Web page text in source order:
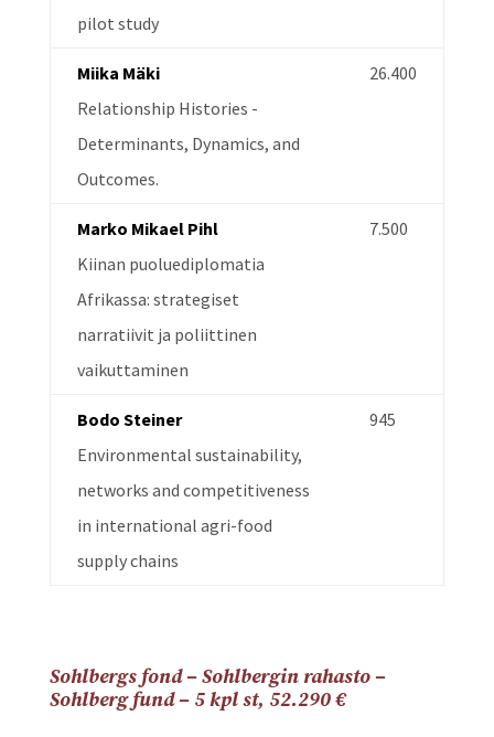
pilot study
Miika Mäki
Relationship Histories -
Determinants, Dynamics, and
Outcomes.
26.400
Marko Mikael Pihl
Kiinan puoluediplomatia
Afrikassa: strategiset
narratiivit ja poliittinen
vaikuttaminen
7.500
Bodo Steiner
Environmental sustainability,
networks and competitiveness
in international agri-food
supply chains
945
Sohlbergs fond – Sohlbergin rahasto –
Sohlberg fund – 5 kpl st, 52.290€